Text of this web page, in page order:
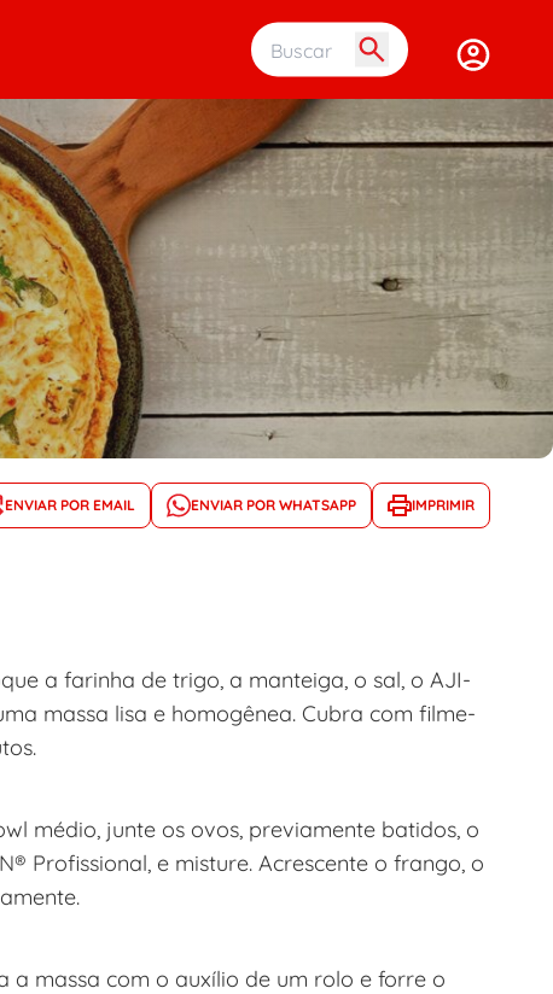
Buscar
ENVIAR POR EMAIL ENVIAR POR WHATSAPP IMPRIMIR
a farinha de trigo, a manteiga, o sal, o AJI-
massa lisa e homogênea. Cubra com filme-
médio, junte os ovos, previamente batidos, o
Profissional, e misture. Acrescente o frango, o
massa com o auxílio de um rolo e forre o